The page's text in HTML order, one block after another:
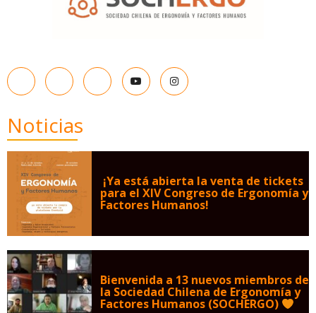
Noticias
¡Ya está abierta la venta de tickets
para el XIV Congreso de Ergonomía y
Factores Humanos!
Bienvenida a 13 nuevos miembros de
la Sociedad Chilena de Ergonomía y
Factores Humanos (SOCHERGO)